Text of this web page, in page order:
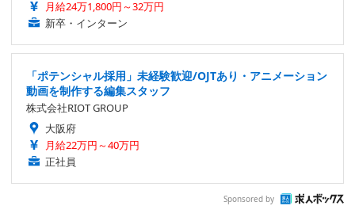
月給24万1,800円～32万円
新卒・インターン
「ポテンシャル採用」未経験歓迎/OJTあり・アニメーション
動画を制作する編集スタッフ
株式会社RIOT GROUP
大阪府
月給22万円～40万円
正社員
Sponsored by